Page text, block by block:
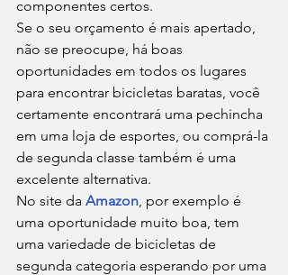
componentes certos.
Se o seu orçamento é mais apertado,
não se preocupe, há boas
oportunidades em todos os lugares
para encontrar bicicletas baratas, você
certamente encontrará uma pechincha
em uma loja de esportes, ou comprá-la
de segunda classe também é uma
excelente alternativa.
No site da Amazon, por exemplo é
uma oportunidade muito boa, tem
uma variedade de bicicletas de
segunda categoria esperando por uma